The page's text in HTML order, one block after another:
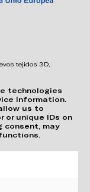
technologies
information.
us to
or unique IDs on
consent, may
tejidos 3D,